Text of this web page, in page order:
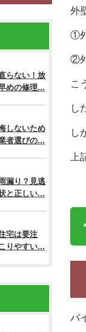
外
①
②
こ
し
し
バ
らない！放
めの修理...
しないため
者選びの...
漏り？見逃
と正しい...
宅は要注
りやすい...